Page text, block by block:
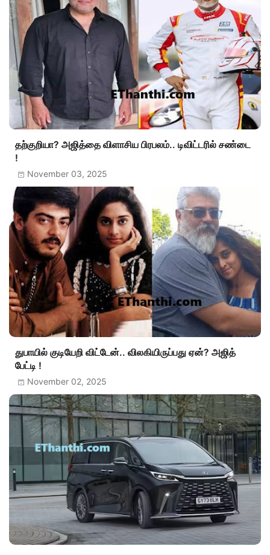
தற்குறியா? அஜித்தை விளாசிய பிரபலம்.. டிவிட்டரில் சண்டை
!
November 03, 2025
துபாயில் குடியேறி விட்டேன்.. விலகியிருப்பது ஏன்? அஜித்
பேட்டி !
November 02, 2025